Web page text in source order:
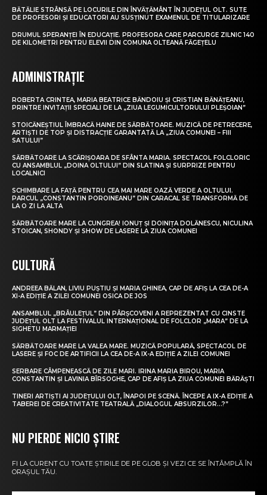
BĂTĂLIE STRÂNSĂ PE LOCURILE DIN ÎNVĂȚĂMÂNT ÎN JUDEȚUL OLT. SUTE
DE PROFESORI ȘI EDUCATORI AU SUSȚINUT EXAMENUL DE TITULARIZARE
DRUMUL SPERANȚEI ÎN EDUCAȚIE. PROFESORA CARE PARCURGE ZILNIC 140
DE KILOMETRI PENTRU ELEVII DIN COMUNA OLTEANĂ FĂGEȚELU
ADMINISTRAȚIE
ROBERTA CRINTEA, MARIA BEATRICE BĂNDOIU ȘI CRISTIAN BĂNĂȚEANU,
PRINTRE INVITAȚII SPECIALI DE LA „ZIUA LEGUMICULTORULUI PLEȘOIAN”
STOICĂNEȘTIUL ÎMBRACĂ HAINE DE SĂRBĂTOARE. MUZICĂ DE PETRECERE,
ARTIȘTI DE TOP ȘI DISTRACȚIE GARANTATĂ LA „ZIUA COMUNEI – FIII
SATULUI”
SĂRBĂTOARE LA SCĂRIȘOARA DE SFÂNTA MARIA. SPECTACOL FOLCLORIC
CU ANSAMBLUL „DOINA OLTULUI” DIN SLATINA ȘI SURPRIZE PENTRU
LOCALNICI
SCHIMBARE LA FAȚĂ PENTRU CEA MAI MARE OAZĂ VERDE A OLTULUI.
PARCUL „CONSTANTIN POROINEANU” DIN CARACAL SE TRANSFORMĂ DE
LA O ZI LA ALTA
SĂRBĂTOARE MARE LA CUNGREA! IONUȚ ȘI DOINIȚA DOLĂNESCU, NICULINA
STOICAN, SHONDY ȘI SHOW DE LASERE LA ZIUA COMUNEI
CULTURĂ
ANDREEA BĂLAN, LIVIU PUȘTIU ȘI MARIA GHINEA, CAP DE AFIȘ LA CEA DE-A
XI-A EDIȚIE A ZILEI COMUNEI OSICA DE JOS
ANSAMBLUL „BRÂULEȚUL” DIN PÂRȘCOVENI A REPREZENTAT CU CINSTE
JUDEȚUL OLT LA FESTIVALUL INTERNAȚIONAL DE FOLCLOR „MARA” DE LA
SIGHETU MARMAȚIEI
SĂRBĂTOARE MARE LA VALEA MARE. MUZICĂ POPULARĂ, SPECTACOL DE
LASERE ȘI FOC DE ARTIFICII LA CEA DE-A IX-A EDIȚIE A ZILEI COMUNEI
SERBARE CÂMPENEASCĂ DE ZILE MARI. IRINA MARIA BIROU, MARIA
CONSTANTIN ȘI LAVINIA BÎRSOGHE, CAP DE AFIȘ LA ZIUA COMUNEI BĂRĂȘTI
TINERI ARTIȘTI AI JUDEȚULUI OLT, ÎNAPOI PE SCENĂ. ÎNCEPE A IX-A EDIȚIE A
TABEREI DE CREATIVITATE TEATRALĂ „DIALOGUL ABSURZILOR…?”
NU PIERDE NICIO ȘTIRE
FI LA CURENT CU TOATE ȘTIRILE DE PE GLOB ȘI VEZI CE SE ÎNTÂMPLĂ ÎN
ORAȘUL TĂU.